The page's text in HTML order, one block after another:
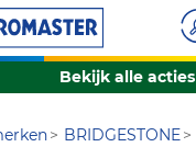
Bekijk alle acties
BRIDGESTONE